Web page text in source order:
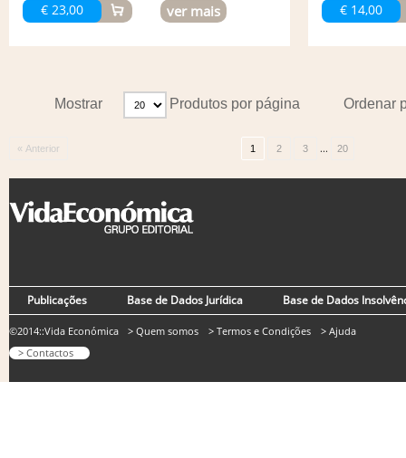
€ 23,00 ver mais € 14,00
Ordenar
Mostrar Produtos por página
« Anterior 1 2 3 ... 20
Publicações Base de Dados Jurídica Base de Dados
©2014::Vida Económica
> Contactos
> Quem somos > Termos e Condições > Ajuda